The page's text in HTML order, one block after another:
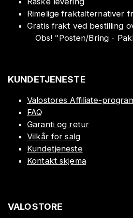
Rimelige fraktalternativer
Gratis frakt ved bestilling
Obs! "Posten/Bring -
KUNDETJENESTE
Valostores Affiliate-
FAQ
Garanti og retur
Vilkår for salg
Kundetjeneste
Kontakt skjema
VALOSTORE